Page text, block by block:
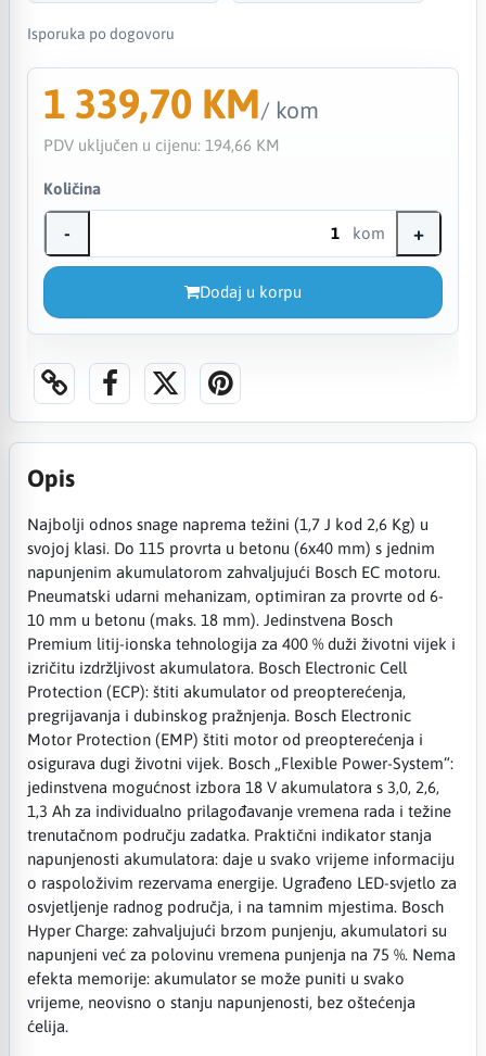
Isporuka po dogovoru
1 339,70 KM/ kom
PDV uključen u cijenu: 194,66 KM
Količina
- kom +
Dodaj u korpu
Opis
Najbolji odnos snage naprema težini (1,7 J kod 2,6 Kg) u
svojoj klasi. Do 115 provrta u betonu (6x40 mm) s jednim
napunjenim akumulatorom zahvaljujući Bosch EC motoru.
Pneumatski udarni mehanizam, optimiran za provrte od 6-
10 mm u betonu (maks. 18 mm). Jedinstvena Bosch
Premium litij-ionska tehnologija za 400 % duži životni vijek i
izričitu izdržljivost akumulatora. Bosch Electronic Cell
Protection (ECP): štiti akumulator od preopterećenja,
pregrijavanja i dubinskog pražnjenja. Bosch Electronic
Motor Protection (EMP) štiti motor od preopterećenja i
osigurava dugi životni vijek. Bosch „Flexible Power-System“:
jedinstvena mogućnost izbora 18 V akumulatora s 3,0, 2,6,
1,3 Ah za individualno prilagođavanje vremena rada i težine
trenutačnom području zadatka. Praktični indikator stanja
napunjenosti akumulatora: daje u svako vrijeme informaciju
o raspoloživim rezervama energije. Ugrađeno LED-svjetlo za
osvjetljenje radnog područja, i na tamnim mjestima. Bosch
Hyper Charge: zahvaljujući brzom punjenju, akumulatori su
napunjeni već za polovinu vremena punjenja na 75 %. Nema
efekta memorije: akumulator se može puniti u svako
vrijeme, neovisno o stanju napunjenosti, bez oštećenja
ćelija.